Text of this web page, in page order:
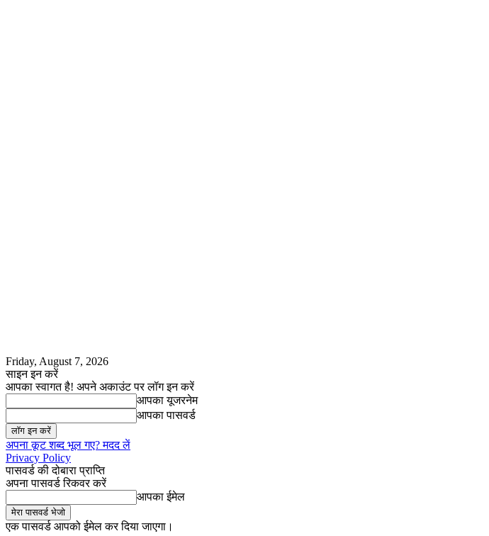
Friday, August 7, 2026
साइन इन करें
आपका स्वागत है! अपने अकाउंट पर लॉग इन करें
आपका यूजरनेम
आपका पासवर्ड
अपना कूट शब्द भूल गए? मदद लें
Privacy Policy
पासवर्ड की दोबारा प्राप्ति
अपना पासवर्ड रिकवर करें
आपका ईमेल
एक पासवर्ड आपको ईमेल कर दिया जाएगा।